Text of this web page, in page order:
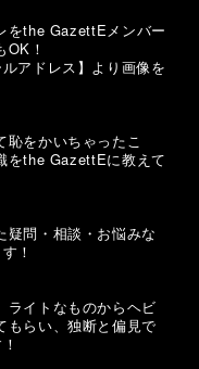
をthe GazettEメンバー
！
アドレス】より画像を
恥をかいちゃったこ
をthe GazettEに教えて
疑問・相談・お悩みな
！
ライトなものからヘビ
もらい、独断と偏見で